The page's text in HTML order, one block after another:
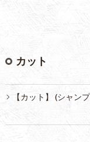
カット
【カット】 (シャン